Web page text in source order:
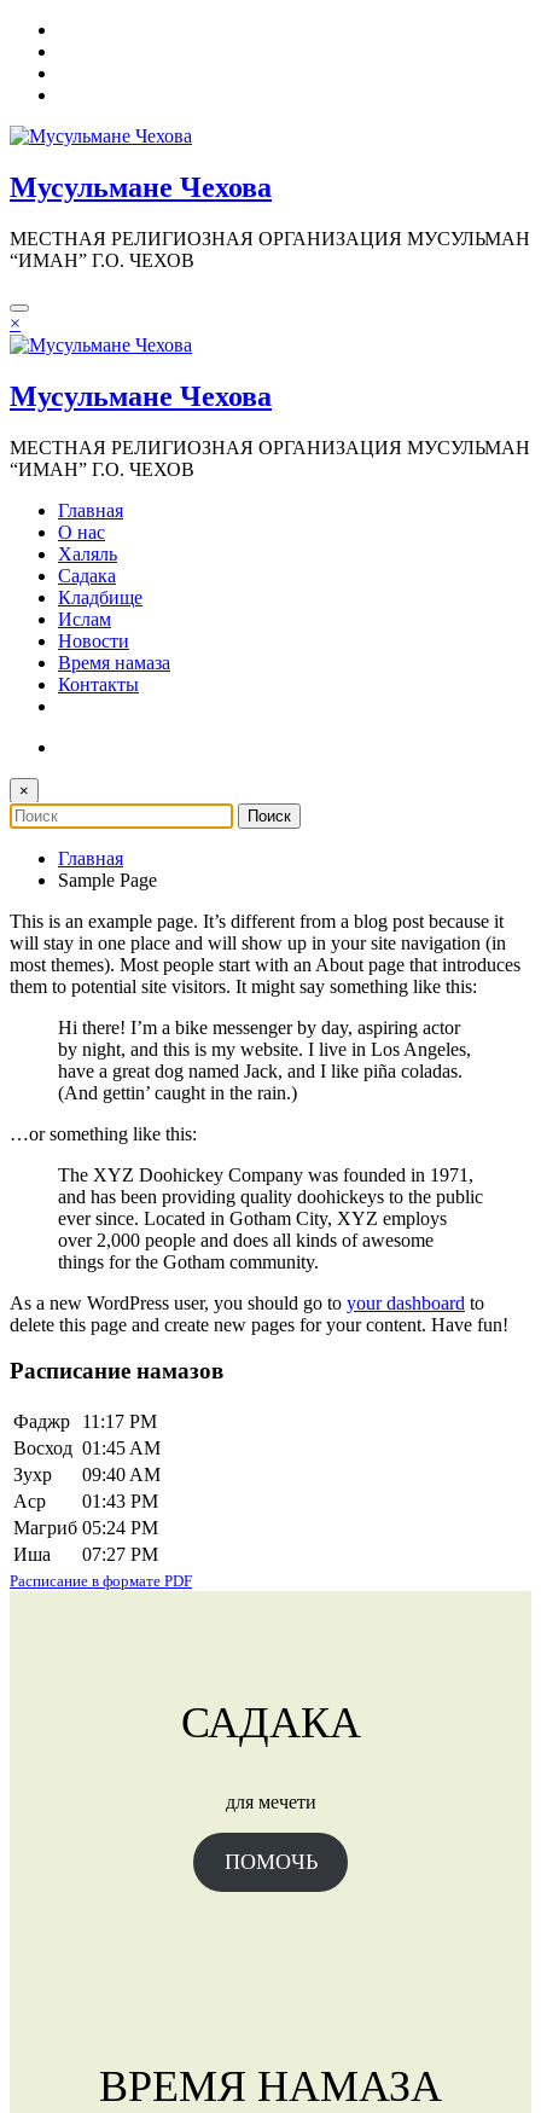
Перейти
содержимому
Мусульмане Чехова
МЕСТНАЯ РЕЛИГИОЗНАЯ ОРГАНИЗАЦИЯ МУСУЛЬМАН
“ИМАН” Г.О. ЧЕХОВ
×
Мусульмане Чехова
МЕСТНАЯ РЕЛИГИОЗНАЯ ОРГАНИЗАЦИЯ МУСУЛЬМАН
“ИМАН” Г.О. ЧЕХОВ
Главная
О нас
Халяль
Садака
Кладбище
Ислам
Новости
Время намаза
Контакты
×
Главная
Sample Page
This is an example page. It’s different from a blog post because it
will stay in one place and will show up in your site navigation (in
most themes). Most people start with an About page that introduces
them to potential site visitors. It might say something like this:
Hi there! I’m a bike messenger by day, aspiring actor
by night, and this is my website. I live in Los Angeles,
have a great dog named Jack, and I like piña coladas.
(And gettin’ caught in the rain.)
…or something like this:
The XYZ Doohickey Company was founded in 1971,
and has been providing quality doohickeys to the public
ever since. Located in Gotham City, XYZ employs
over 2,000 people and does all kinds of awesome
things for the Gotham community.
As a new WordPress user, you should go to your dashboard to
delete this page and create new pages for your content. Have fun!
Расписание намазов
Фаджр
11:17 PM
Восход 01:45 AM
Зухр
09:40 AM
Аср
01:43 PM
Магриб 05:24 PM
Иша
07:27 PM
Расписание в формате PDF
САДАКА
для мечети
ПОМОЧЬ
ВРЕМЯ НАМАЗА